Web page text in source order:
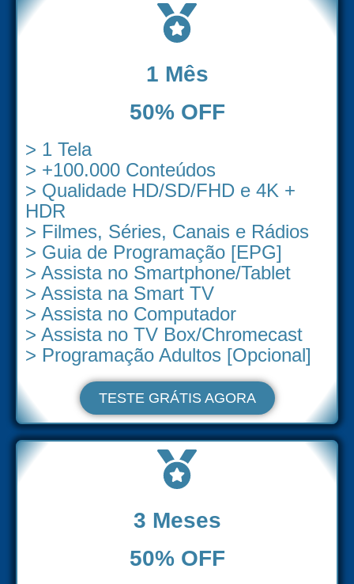
1 Mês
50% OFF
> 1 Tela
> +100.000 Conteúdos
> Qualidade HD/SD/FHD e 4K +
HDR
> Filmes, Séries, Canais e Rádios
> Guia de Programação [EPG]
> Assista no Smartphone/Tablet
> Assista na Smart TV
> Assista no Computador
> Assista no TV Box/Chromecast
> Programação Adultos [Opcional]
TESTE GRÁTIS AGORA
3 Meses
50% OFF